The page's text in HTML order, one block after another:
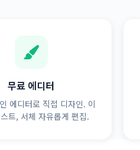
무료 에디터
에디터로 직접 디자인. 이
트, 서체 자유롭게 편집.